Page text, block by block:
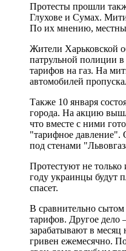
Протесты прошли
Глухове и Сумах.
По их мнению,
Жители Харьковской
патрульной полиции
тарифов на газ. На
автомобилей
Также 10 января
города. На акцию
что вместе с ними
"тарифное давление".
под стенами
Протестуют не только
году украинцы будут
спасет.
В сравнительно
тарифов. Другое дело
зарабатывают в
гривен ежемесячно.